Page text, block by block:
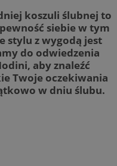
koszuli ślubnej to
siebie w tym
stylu z wygodą jest
do odwiedzenia
aby znaleźć
Twoje oczekiwania
w dniu ślubu.